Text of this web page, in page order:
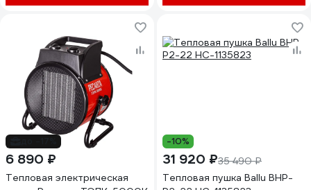
6 890 ₽
Тепловая электрическая
-10%
31 920 ₽35 490 ₽
Тепловая пушка Ballu BHP-